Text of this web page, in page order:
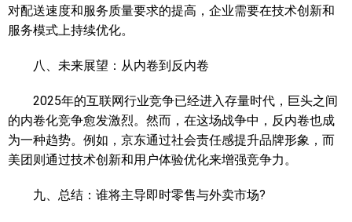
对配送速度和服务质量要求的提高，企业需要在技术创新和
服务模式上持续优化。
八、未来展望：从内卷到反内卷
2025年的互联网行业竞争已经进入存量时代，巨头之间
的内卷化竞争愈发激烈。然而，在这场战争中，反内卷也成
为一种趋势。例如，京东通过社会责任感提升品牌形象，而
美团则通过技术创新和用户体验优化来增强竞争力。
九、总结：谁将主导即时零售与外卖市场?